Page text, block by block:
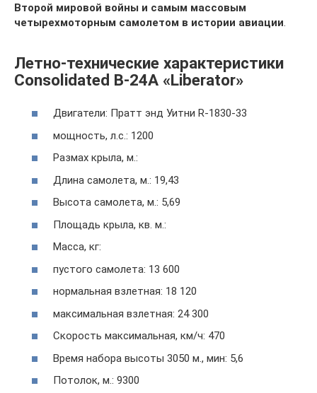
Второй мировой войны и самым массовым
четырехмоторным самолетом в истории авиации.
Летно-технические характеристики
Consolidated В-24A «Liberator»
Двигатели: Пратт энд Уитни R-1830-33
мощность, л.с.: 1200
Размах крыла, м.:
Длина самолета, м.: 19,43
Высота самолета, м.: 5,69
Площадь крыла, кв. м.:
Масса, кг:
пустого самолета: 13 600
нормальная взлетная: 18 120
максимальная взлетная: 24 300
Скорость максимальная, км/ч: 470
Время набора высоты 3050 м., мин: 5,6
Потолок, м.: 9300